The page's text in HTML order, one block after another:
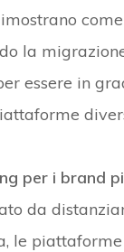
la
essere in
per i brand
da
le